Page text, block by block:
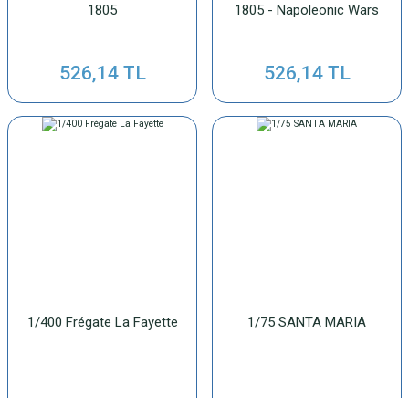
1805
526,14 TL
1805 - Napoleonic Wars
526,14 TL
1/400 Frégate La Fayette 1/75 SANTA MARIA